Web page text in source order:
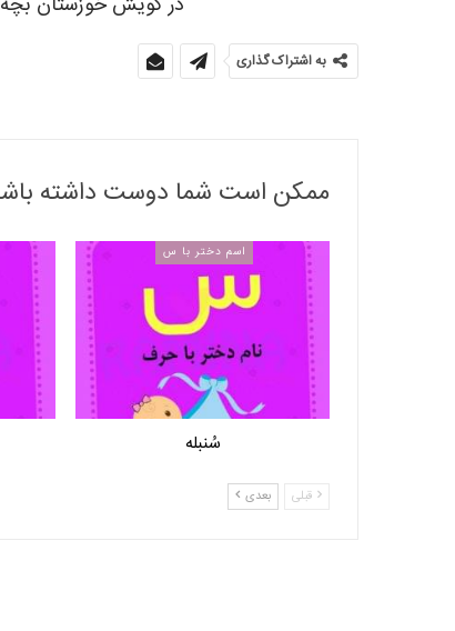
به اشتراک گذاری
ممکن است شما دوست داشته
اسم دختر با س
سُنبله
قبلی بعدی